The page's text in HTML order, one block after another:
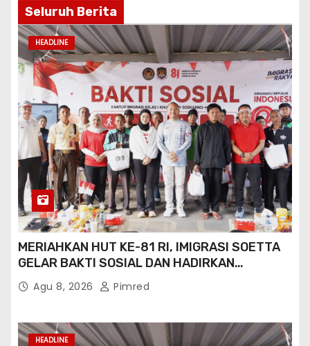
Seluruh Berita
HEADLINE
MERIAHKAN HUT KE-81 RI, IMIGRASI SOETTA
GELAR BAKTI SOSIAL DAN HADIRKAN
LAYANAN PASPOR DI AKHIR PEKAN
Agu 8, 2026 Pimred
HEADLINE